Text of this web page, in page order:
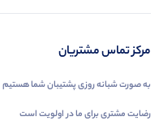
مرکز تماس مشتریان
به صورت شبانه روزی پشتیبان شما هستیم
رضایت مشتری برای ما در اولویت است